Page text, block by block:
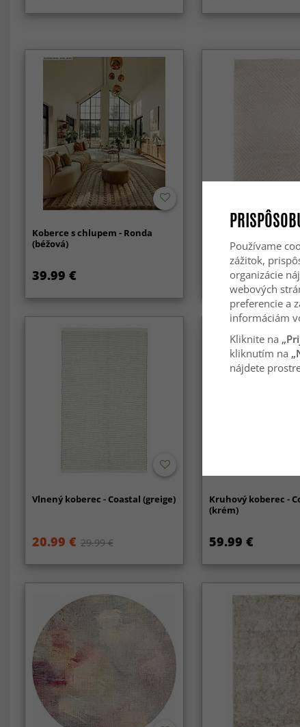
Koberce s chlupem - Ronda
(béžová)
39.99 €
(offwhite)
84.99 €
Vlnený koberec - Coastal (greige)
20.99 € 29.99 €
Kruhový koberec -
(krém)
59.99 €
Používame
zážitok,
organizácie
webových
preferencie a
informáciám
Kliknite na
kliknutím na
nájdete